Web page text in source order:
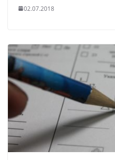
02.07.2018